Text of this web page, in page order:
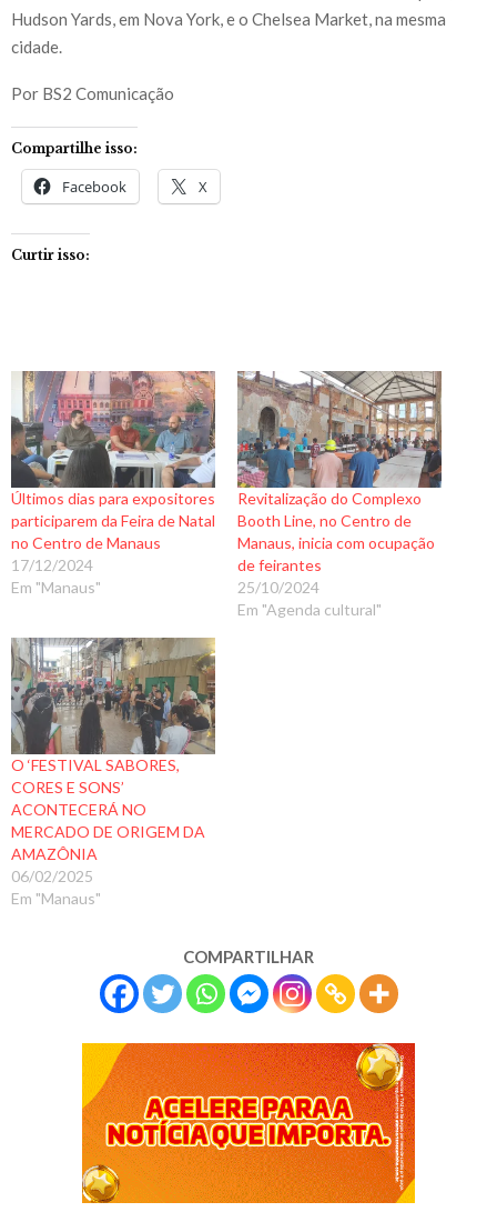
Hudson Yards, em Nova York, e o Chelsea Market, na mesma
cidade.
Por BS2 Comunicação
Compartilhe isso:
Facebook X
Curtir isso:
Últimos dias para expositores
participarem da Feira de Natal
no Centro de Manaus
17/12/2024
Em "Manaus"
Revitalização do Complexo
Booth Line, no Centro de
Manaus, inicia com ocupação
de feirantes
25/10/2024
Em "Agenda cultural"
O ‘FESTIVAL SABORES,
CORES E SONS’
ACONTECERÁ NO
MERCADO DE ORIGEM DA
AMAZÔNIA
06/02/2025
Em "Manaus"
COMPARTILHAR